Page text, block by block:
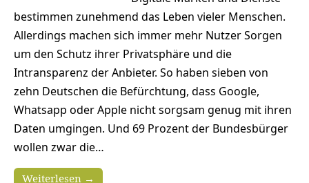
bestimmen zunehmend das Leben vieler Menschen.
Allerdings machen sich immer mehr Nutzer Sorgen
um den Schutz ihrer Privatsphäre und die
Intransparenz der Anbieter. So haben sieben von
zehn Deutschen die Befürchtung, dass Google,
Whatsapp oder Apple nicht sorgsam genug mit ihren
Daten umgingen. Und 69 Prozent der Bundesbürger
wollen zwar die…
Weiterlesen →